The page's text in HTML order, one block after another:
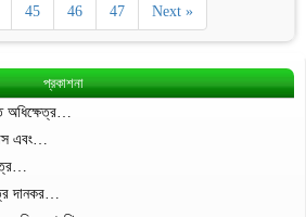
45 46 47 Next »
প্রকাশনা
অধিক্ষেত্র…
এবং…
দানকর…